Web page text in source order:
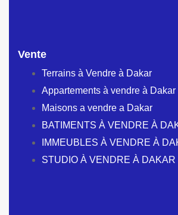
Vente
Terrains à Vendre à Dakar
Appartements à vendre à Dakar
Maisons a vendre a Dakar
BATIMENTS À VENDRE À
IMMEUBLES À VENDRE À
STUDIO À VENDRE À DAKAR